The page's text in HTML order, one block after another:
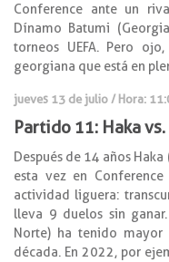
Conference ante un
Dínamo Batumi
torneos UEFA. Pero
georgiana que está en
jueves 13 de julio / Hora:
Partido 11: Haka
Después de 14 años
esta vez en
actividad liguera:
lleva 9 duelos sin
Norte) ha tenido
década. En 2022, por